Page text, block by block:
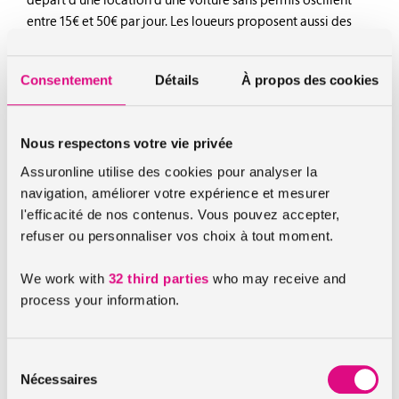
Consentement Détails À propos des cookies
Nous respectons votre vie privée
Assuronline utilise des cookies pour analyser la
navigation, améliorer votre expérience et mesurer
l'efficacité de nos contenus. Vous pouvez accepter,
refuser ou personnaliser vos choix à tout moment.
We work with 32 third parties who may receive and
process your information.
Nécessaires
entre 15€ et 50€ par jour. Les loueurs proposent aussi des
le prix de la location, il est judicieux de prendre cette
option, car les pièces d’une VSP sont onéreuses.
Comment se déroule la location d’une voiture
sans permis ?
documents demandés, un état des lieux du véhicule est
réalisé avant de remettre les clés. Il est important de faire le
d’essence. Aussi, avant de retourner le véhicule, il convient